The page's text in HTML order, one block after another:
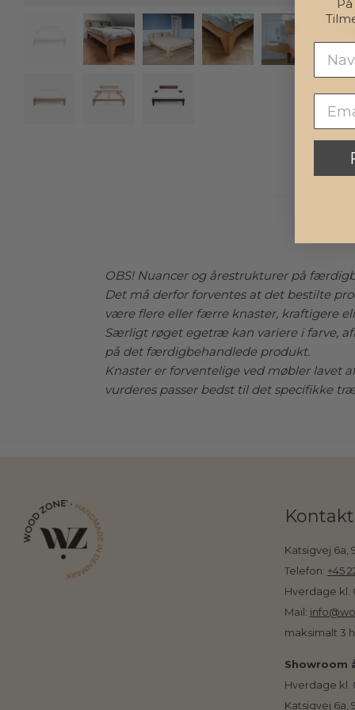
OBS! Nuancer og årestrukturer på
Det må derfor forventes at det bestilte
være flere eller færre knaster, kraftigere
Særligt røget egetræ kan variere i farve,
på det færdigbehandlede produkt.
Knaster er forventelige ved møbler lavet
vurderes passer bedst til det specifikke
Kontakt
Katsigvej 6a,
Telefon: +45
Hverdage kl.
Mail:
maksimalt 3
Showroom
Hverdage kl.
Katsigvej 6a,
På